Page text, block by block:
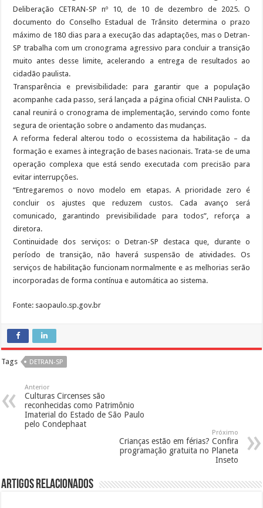
Deliberação CETRAN-SP nº 10, de 10 de dezembro de 2025. O
documento do Conselho Estadual de Trânsito determina o prazo
máximo de 180 dias para a execução das adaptações, mas o Detran-
SP trabalha com um cronograma agressivo para concluir a transição
muito antes desse limite, acelerando a entrega de resultados ao
cidadão paulista.
Transparência e previsibilidade: para garantir que a população
acompanhe cada passo, será lançada a página oficial CNH Paulista. O
canal reunirá o cronograma de implementação, servindo como fonte
segura de orientação sobre o andamento das mudanças.
A reforma federal alterou todo o ecossistema da habilitação – da
formação e exames à integração de bases nacionais. Trata-se de uma
operação complexa que está sendo executada com precisão para
evitar interrupções.
“Entregaremos o novo modelo em etapas. A prioridade zero é
concluir os ajustes que reduzem custos. Cada avanço será
comunicado, garantindo previsibilidade para todos”, reforça a
diretora.
Continuidade dos serviços: o Detran-SP destaca que, durante o
período de transição, não haverá suspensão de atividades. Os
serviços de habilitação funcionam normalmente e as melhorias serão
incorporadas de forma contínua e automática ao sistema.
Fonte: saopaulo.sp.gov.br
Tags DETRAN-SP
Anterior
Culturas Circenses são
reconhecidas como Patrimônio
Imaterial do Estado de São Paulo
pelo Condephaat
Próximo
Crianças estão em férias? Confira
programação gratuita no Planeta
Inseto
Artigos Relacionados